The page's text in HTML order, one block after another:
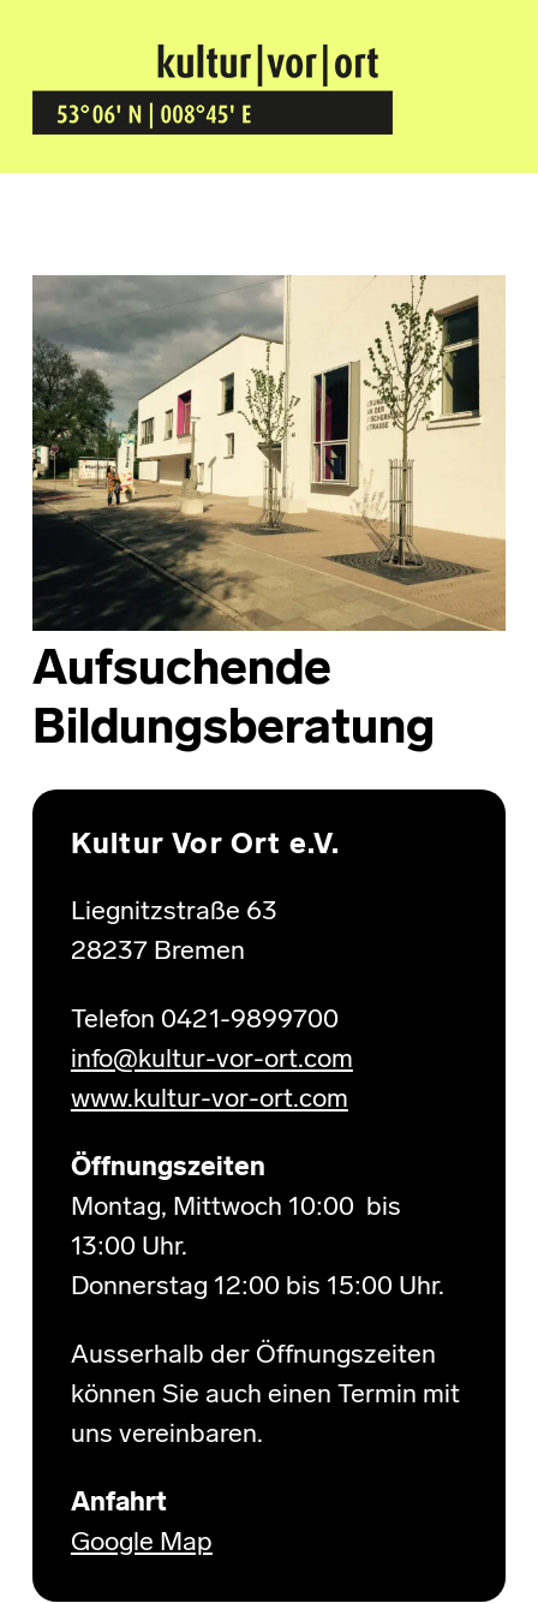
Kultur Vor Ort
BREMEN GRÖPELINGEN
Aufsuchende
Bildungsberatung
Skip back to main navigation
Kultur Vor Ort e.V.
Liegnitzstraße 63
28237 Bremen
Telefon 0421-9899700
info@kultur-vor-ort.com
www.kultur-vor-ort.com
Öffnungszeiten
Montag, Mittwoch 10:00 bis
13:00 Uhr.
Donnerstag 12:00 bis 15:00 Uhr.
Ausserhalb der Öffnungszeiten
können Sie auch einen Termin mit
uns vereinbaren.
Anfahrt
Google Map